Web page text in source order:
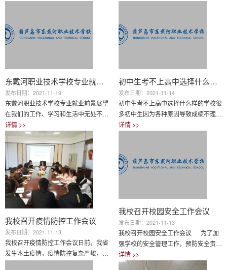
会精神的学习会议，全体教职工参加了
会议。 学习会上，全体教职工全面
学习了《中共中央关于党的百年奋斗重
时候，各种疾病也就悄然而至。由于受
气候变化、人员流动、病毒变异和缺乏
流行性感冒、发热、咳嗽、流脑、肺炎
流行性腮腺炎、麻疹、风疹、病毒性肺
炎等，一定要重视防病保健。此...
东戴河职业技术学校专业就业前景展望
发布日期：2021-11-19
东戴河职业技术学校专业就业前景展望
在我们的工作、学习和生活中无处不存
在和使用着互联网信息技术。事实说
明，互联网已经越来越广泛地深入到人
们生活的方方面面，信息技术服务市场
需求空缺会越来越大。掌握一种技术将
拥有更多的就业选择。随着信息产业的
迅猛发展，行业人才需求量也在逐年扩
大。正如我们所知道的那样，科技引领
未来，而互联网信息技术是最重要的环
节。今天我们就来了解一下本校三个专
业的就业前景。一、 ...
详情 >>
初中生考不上高中选择什么样的学校
发布日期：2021-11-14
初中生考不上高中选择什么样的学校很
多初中生因为各种原因导致成绩不理
想，不能顺利的升入高中，但是又不想
好的方式是能把自己的兴趣爱好做成事
业。一定要学一技之长。现在初中毕业
是快速掌握“一技之长”的关键。而可以
供学习“一技之长”的学校职业高中就是
最佳的一条选择。首先，进...
详情 >>
我校召开疫情防控工作会议
发布日期：2021-11-13
我校召开疫情防控工作会议日前，我省
发生本土疫情，疫情防控复杂严峻，为
我校召开校园安全工作会议
发布日期：2021-11-13
我校召开校园安全工作会议 为了加
强学校的安全管理工作，预防安全责任
事故的发生，确保学校教学秩序、工作
秩序、生活秩序的正常进行，11月10
详情 >>